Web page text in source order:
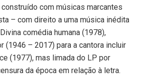
com músicas marcantes
– com direito a uma música inédita
comédia humana (1978),
(1946 – 2017) para a cantora incluir
(1977), mas limada do LP por
da época em relação à letra.